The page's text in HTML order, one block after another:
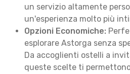
un servizio altamente
un'esperienza molto più
Opzioni Economiche:
esplorare Astorga senza
Da accoglienti ostelli a
queste scelte ti